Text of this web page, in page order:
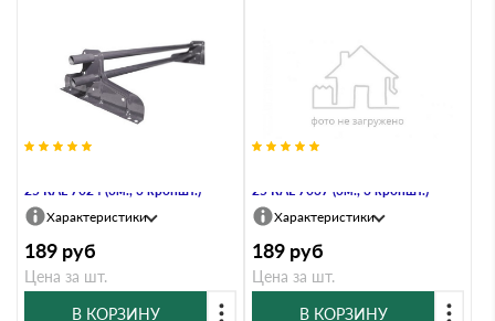
25 RAL 7024 (3м., 3 кроншт.)
Характеристики
189 руб
Цена за шт.
В КОРЗИНУ
25 RAL 7037 (3м., 3 кроншт.)
Характеристики
189 руб
Цена за шт.
В КОРЗИНУ